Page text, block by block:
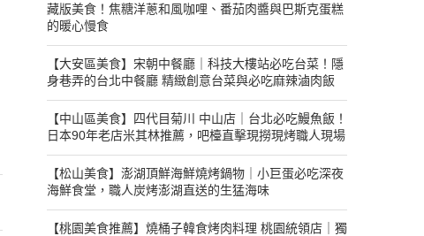
藏版美食！焦糖洋蔥和風咖哩、番茄肉醬與巴斯克蛋糕
的暖心慢食
【大安區美食】宋朝中餐廳｜科技大樓站必吃台菜！隱
身巷弄的台北中餐廳 精緻創意台菜與必吃麻辣滷肉飯
【中山區美食】四代目菊川 中山店｜台北必吃鰻魚飯！
日本90年老店米其林推薦，吧檯直擊現撈現烤職人現場
【松山美食】澎湖頂鮮海鮮燒烤鍋物｜小巨蛋必吃深夜
海鮮食堂，職人炭烤澎湖直送的生猛海味
【桃園美食推薦】燒桶子韓食烤肉料理 桃園統領店｜獨